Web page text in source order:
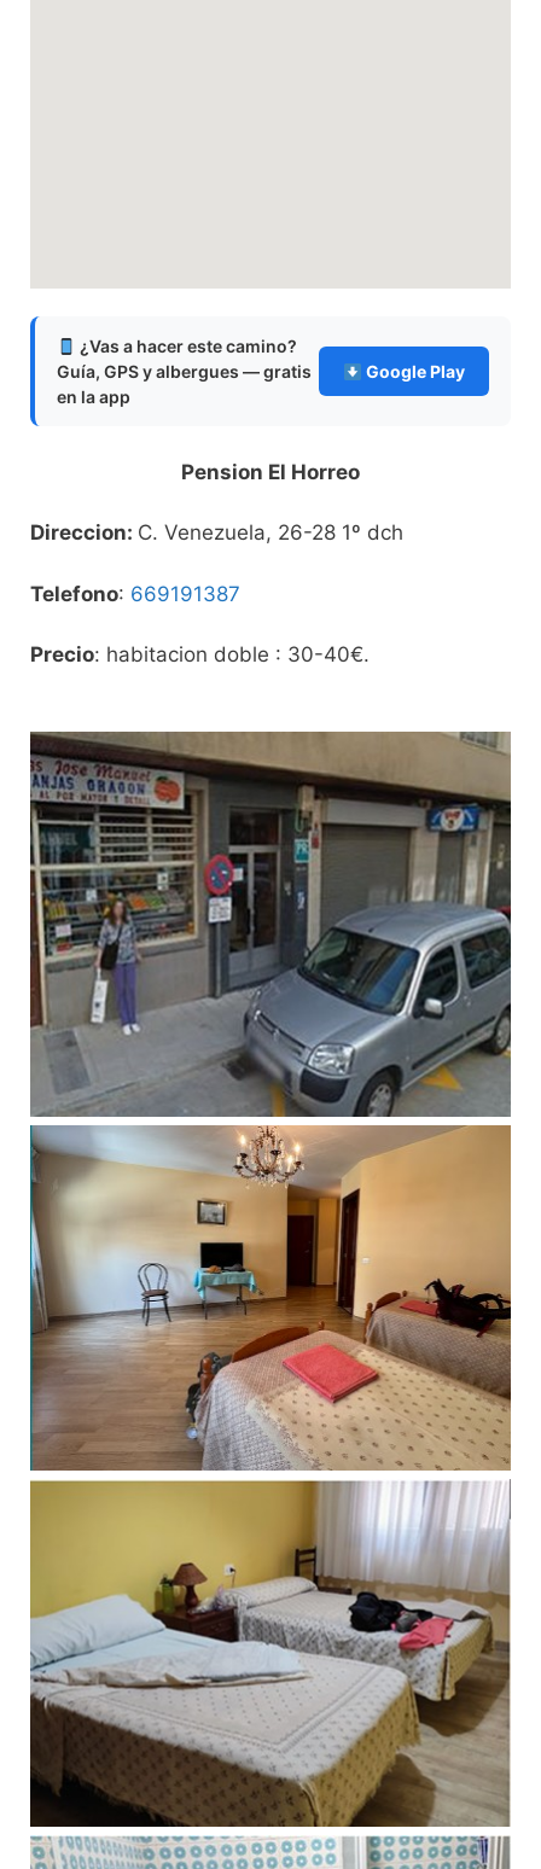
¿Vas a hacer este camino?
Guía, GPS y albergues — gratis
en la app
Google Play
Pension El Horreo
Direccion: C. Venezuela, 26-28 1º dch
Telefono: 669191387
Precio: habitacion doble : 30-40€.